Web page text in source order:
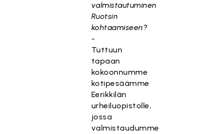
valmistautuminen
Ruotsin
kohtaamiseen?
-
Tuttuun
tapaan
kokoonnumme
kotipesäämme
Eerikkilän
urheiluopistolle,
jossa
valmistaudumme